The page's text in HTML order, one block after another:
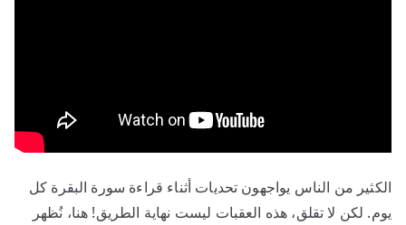
الكثير من الناس يواجهون تحديات أثناء قراءة سورة البقرة كل
يوم. لكن لا تقلق، هذه العقبات ليست نهاية الطريق! هنا، نُظهر